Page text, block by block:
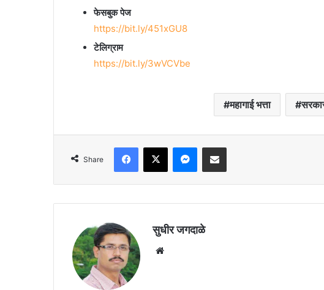
फेसबुक पेज
https://bit.ly/451xGU8
टेलिग्राम
https://bit.ly/3wVCVbe
महागाई भत्ता
Share
Facebook
X Messenger
Share via Email
सुधीर जगदाळे